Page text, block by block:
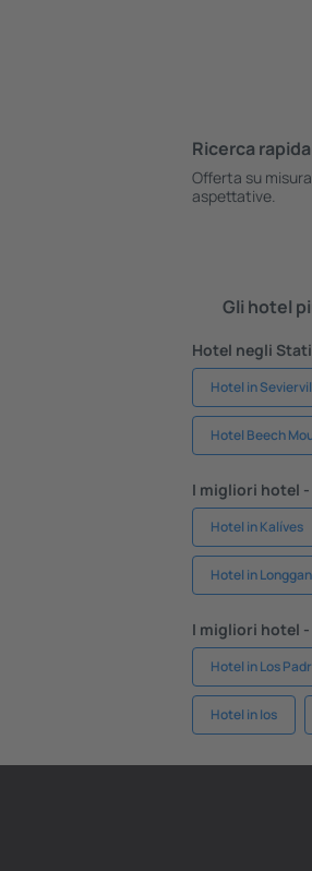
Ricerca
Offerta su
aspettative.
Gli hotel
Hotel negli
Hotel in
Hotel Beech
I migliori hotel
Hotel in Kalíves
Hotel in
I migliori hotel -
Hotel in Los
Hotel in Ios